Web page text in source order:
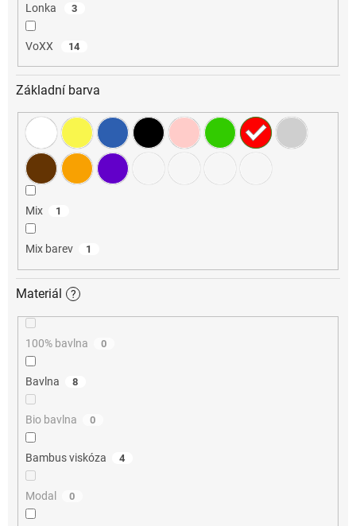
Lonka 3
VoXX 14
Základní barva
Mix 1
Mix barev 1
Materiál ?
100% bavlna 0
Bavlna 8
Bio bavlna 0
Bambus viskóza 4
Modal 0